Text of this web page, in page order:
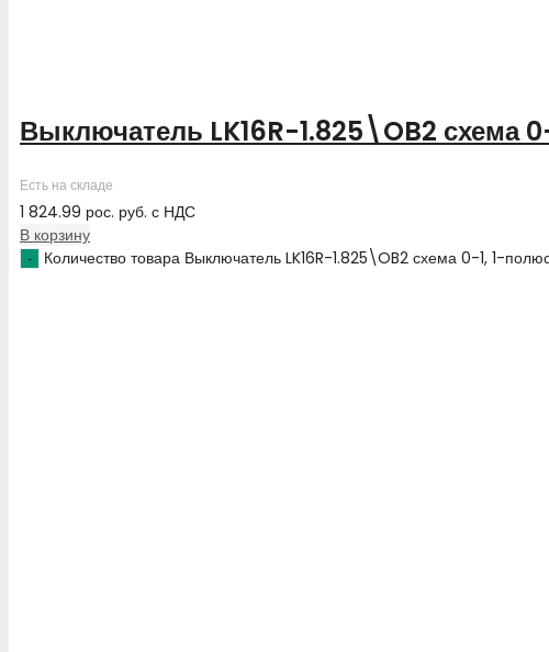
Выключатель LK16R-1.825\OB2 схема
Есть на складе
1 824.99 рос. руб. с НДС
В корзину
Количество товара Выключатель LK16R-1.825\OB2 схема 0-1, 1-